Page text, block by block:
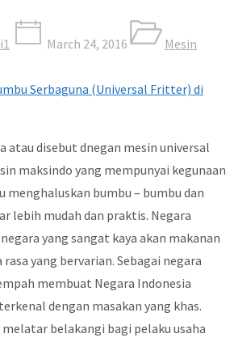
March 24, 2016
Mesin
atau disebut dnegan mesin universal
maksindo yang mempunyai kegunaan
bumbu – bumbu dan
lebih mudah dan praktis. Negara
yang sangat kaya akan makanan
yang bervarian. Sebagai negara
membuat Negara Indonesia
dengan masakan yang khas.
belakangi bagi pelaku usaha